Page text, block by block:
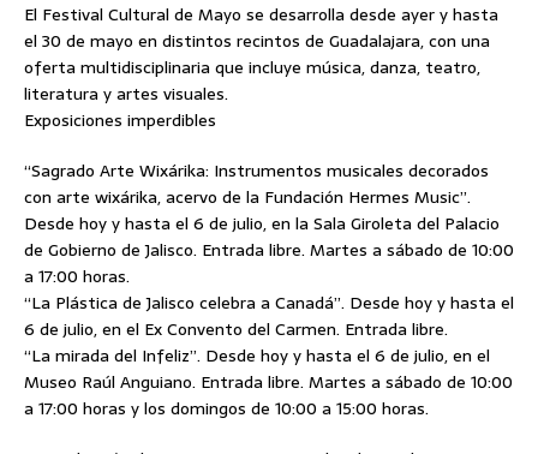
El Festival Cultural de Mayo se desarrolla desde ayer y hasta
el 30 de mayo en distintos recintos de Guadalajara, con una
oferta multidisciplinaria que incluye música, danza, teatro,
literatura y artes visuales.
Exposiciones imperdibles
“Sagrado Arte Wixárika: Instrumentos musicales decorados
con arte wixárika, acervo de la Fundación Hermes Music”.
Desde hoy y hasta el 6 de julio, en la Sala Giroleta del Palacio
de Gobierno de Jalisco. Entrada libre. Martes a sábado de 10:00
a 17:00 horas.
“La Plástica de Jalisco celebra a Canadá”. Desde hoy y hasta el
6 de julio, en el Ex Convento del Carmen. Entrada libre.
“La mirada del Infeliz”. Desde hoy y hasta el 6 de julio, en el
Museo Raúl Anguiano. Entrada libre. Martes a sábado de 10:00
a 17:00 horas y los domingos de 10:00 a 15:00 horas.